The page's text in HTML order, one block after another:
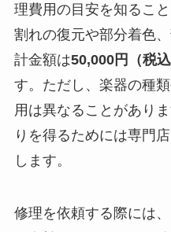
理費用の目安を知るこ
割れの復元や部分着色
計金額は50,000円（税込
す。ただし、楽器の種
用は異なることがあり
りを得るためには専門
します。
修理を依頼する際には